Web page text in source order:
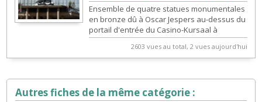
Ensemble de quatre statues monumentales
en bronze dû à Oscar Jespers au-dessus du
portail d'entrée du Casino-Kursaal à
Ostende.
2603 vues au total, 2 vues aujourd'hui
Autres fiches de la même catégorie :